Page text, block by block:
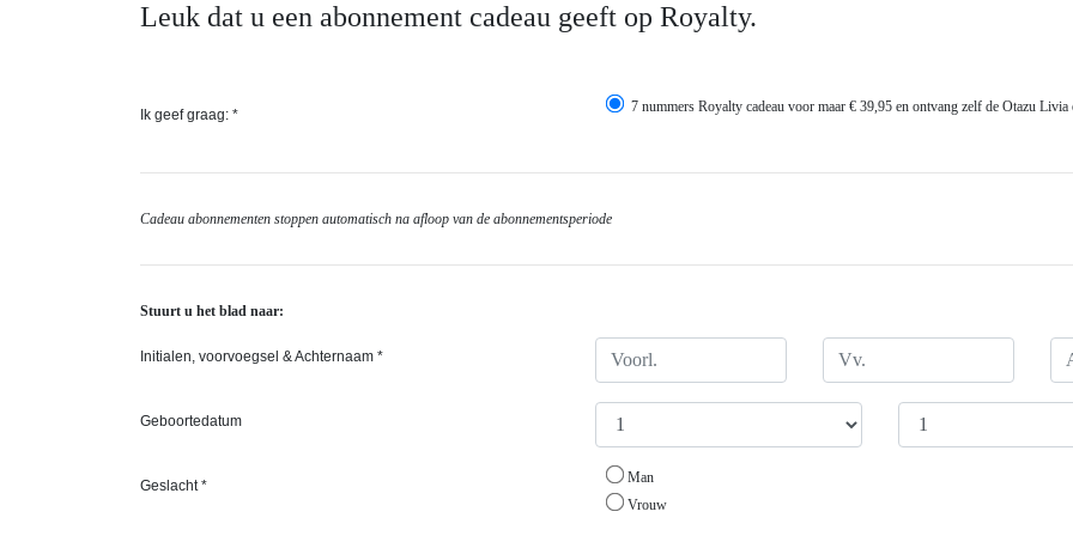
Leuk dat u een abonnement cadeau geeft op Royalty.
Ik geef graag: * 7 nummers Royalty cadeau voor maar € 39,95 en ontvang zelf de Otazu Livia
Cadeau abonnementen stoppen automatisch na afloop van de abonnementsperiode
Stuurt u het blad naar:
Initialen, voorvoegsel & Achternaam *
Geboortedatum
Geslacht *
Man
Vrouw